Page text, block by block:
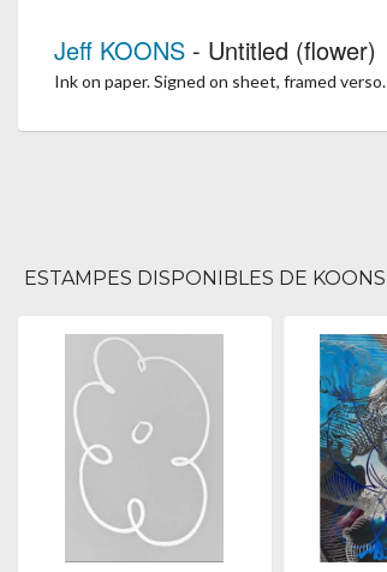
Jeff KOONS - Untitled (flower)
Ink on paper. Signed on sheet, framed verso.
ESTAMPES DISPONIBLES DE KOONS